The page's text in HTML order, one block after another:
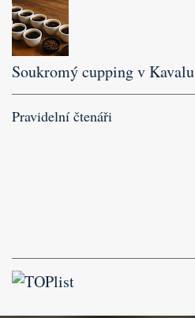
Soukromý cupping v Kavalu
Pravidelní čtenáři